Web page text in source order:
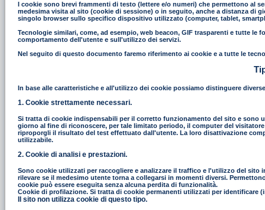
I cookie sono brevi frammenti di testo (lettere e/o numeri) che permettono al
medesima visita al sito (cookie di sessione) o in seguito, anche a distanza di
singolo browser sullo specifico dispositivo utilizzato (computer, tablet,
Tecnologie similari, come, ad esempio, web beacon, GIF trasparenti e tutte
comportamento dell'utente e sull'utilizzo dei servizi.
Nel seguito di questo documento faremo riferimento ai cookie e a tutte le
In base alle caratteristiche e all'utilizzo dei cookie possiamo distinguere
1. Cookie strettamente necessari.
Si tratta di cookie indispensabili per il corretto funzionamento del sito e sono
giorno al fine di riconoscere, per tale limitato periodo, il computer del
riproporgli il risultato del test effettuato dall'utente. La loro disattivazione
utilizzabile.
2. Cookie di analisi e prestazioni.
Sono cookie utilizzati per raccogliere e analizzare il traffico e l'utilizzo del
rilevare se il medesimo utente torna a collegarsi in momenti diversi.
cookie può essere eseguita senza alcuna perdita di funzionalità.
Cookie di profilazione. Si tratta di cookie permanenti utilizzati per identificare
Il sito non utilizza cookie di questo tipo.